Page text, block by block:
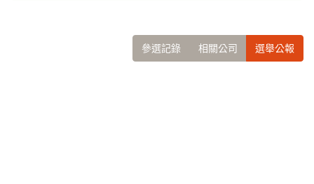
參選記錄 相關公司 選舉公報